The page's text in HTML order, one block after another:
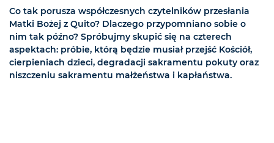
Co tak porusza współczesnych czytelników przesłania
Matki Bożej z Quito? Dlaczego przypomniano sobie o
nim tak późno? Spróbujmy skupić się na czterech
aspektach: próbie, którą będzie musiał przejść Kościół,
cierpieniach dzieci, degradacji sakramentu pokuty oraz
niszczeniu sakramentu małżeństwa i kapłaństwa.